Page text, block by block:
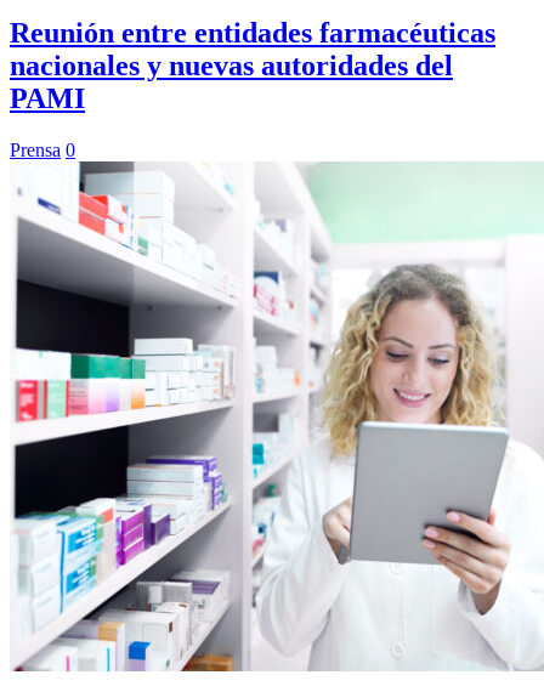
Reunión entre entidades farmacéuticas
nacionales y nuevas autoridades del
PAMI
Prensa 0